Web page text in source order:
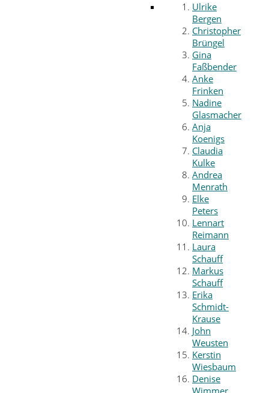
Ulrike
Bergen
Christopher
Brüngel
Gina
Faßbender
Anke
Frinken
Nadine
Glasmacher
Anja
Koenigs
Claudia
Kulke
Andrea
Menrath
Elke
Peters
Lennart
Reimann
Laura
Schauff
Markus
Schauff
Erika
Schmidt-
Krause
John
Weusten
Kerstin
Wiesbaum
Denise
Wimmer